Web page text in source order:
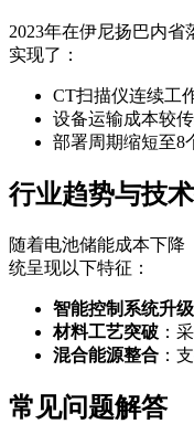
2023年在伊尼扬巴内省
实现了：
CT扫描仪连续工
设备运输成本较
部署周期缩短至8
行业趋势与技
随着电池储能成本下降
统呈现以下特征：
智能控制系统升级
材料工艺突破 ：
混合能源整合 ：
常见问题解答